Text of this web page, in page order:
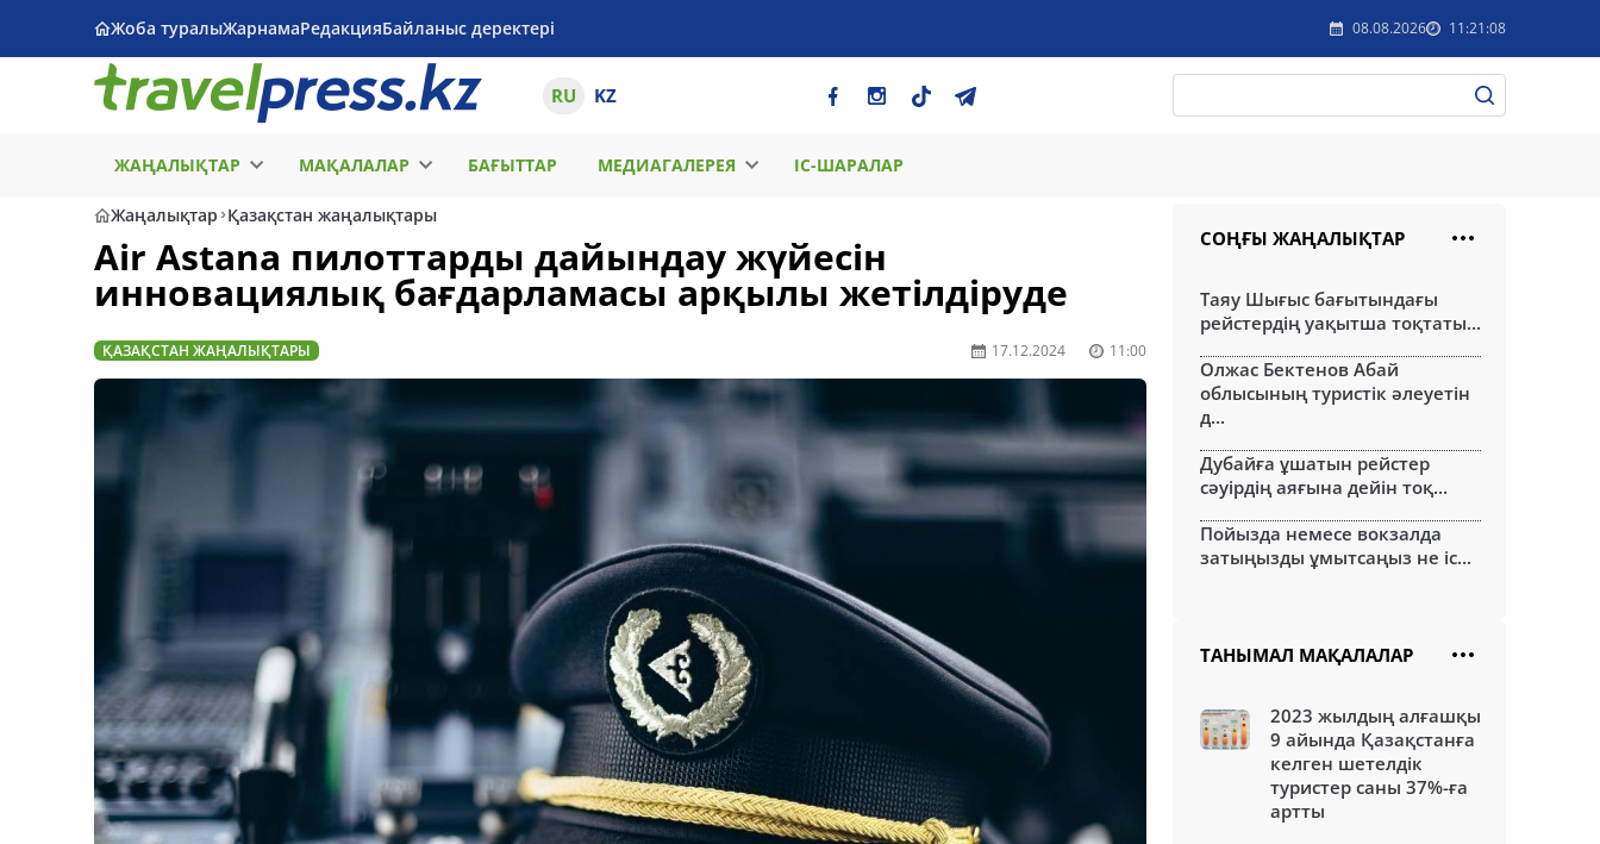
Жоба туралыЖарнамаРедакцияБайланыс деректері 08.08.2026 11:21:08
RU KZ
ЖАҢАЛЫҚТАР МАҚАЛАЛАР БАҒЫТТАР МЕДИАГАЛЕРЕЯ ІС-ШАРАЛАР
Жаңалықтар Қазақстан жаңалықтары
Air Astana пилоттарды дайындау жүйесін
инновациялық бағдарламасы арқылы жетілдіруде
ҚАЗАҚСТАН ЖАҢАЛЫҚТАРЫ 17.12.2024 11:00
СОҢҒЫ ЖАҢАЛЫҚТАР
Таяу Шығыс бағытындағы
рейстердің уақытша тоқтаты...
Олжас Бектенов Абай
облысының туристік әлеуетін
д...
Дубайға ұшатын рейстер
сәуірдің аяғына дейін тоқ...
Пойызда немесе вокзалда
затыңызды ұмытсаңыз не іс...
ТАНЫМАЛ МАҚАЛАЛАР
2023 жылдың алғашқы
9 айында Қазақстанға
келген шетелдік
туристер саны 37%-ға
артты